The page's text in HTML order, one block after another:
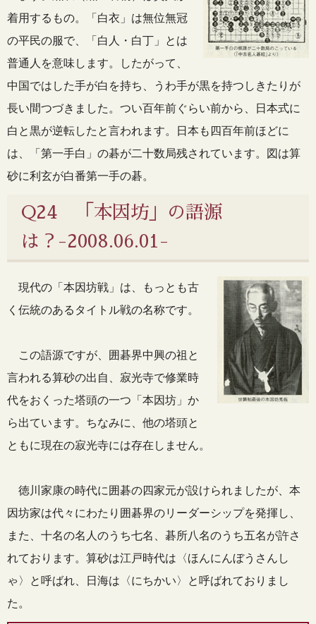
着用するもの。「白衣」は無位無冠
の平民の服で、「白人・白丁」とは
普通人を意味します。したがって、
中国ではした手が白を持ち、うわ手が黒を持つしきたりが
長い間つづきました。つい百年前ぐらい前から、日本式に
白と黒が逆転したと言われます。日本も四百年前ほどに
は、「第一手白」の碁が二十数局残されています。図は算
砂に利玄が白番第一手の碁。
Q24 「本因坊」の語源
は？-2008.06.01-
現代の「本因坊戦」は、もっとも古
く伝統のあるタイトル戦の名称です。
この語源ですが、囲碁界中興の祖と
言われる算砂の出自、寂光寺で修業時
代をおくった塔頭の一つ「本因坊」か
ら出ています。ちなみに、他の塔頭と
ともに現在の寂光寺には存在しません。
徳川家康の時代に囲碁の四家元が設けられましたが、本
因坊家は代々にわたり囲碁界のリーダーシップを発揮し、
また、十名の名人のうち七名、碁所八名のうち五名が許さ
れております。算砂は江戸時代は〈ほんにんぼうさんし
ゃ〉と呼ばれ、日海は〈にちかい〉と呼ばれておりまし
た。